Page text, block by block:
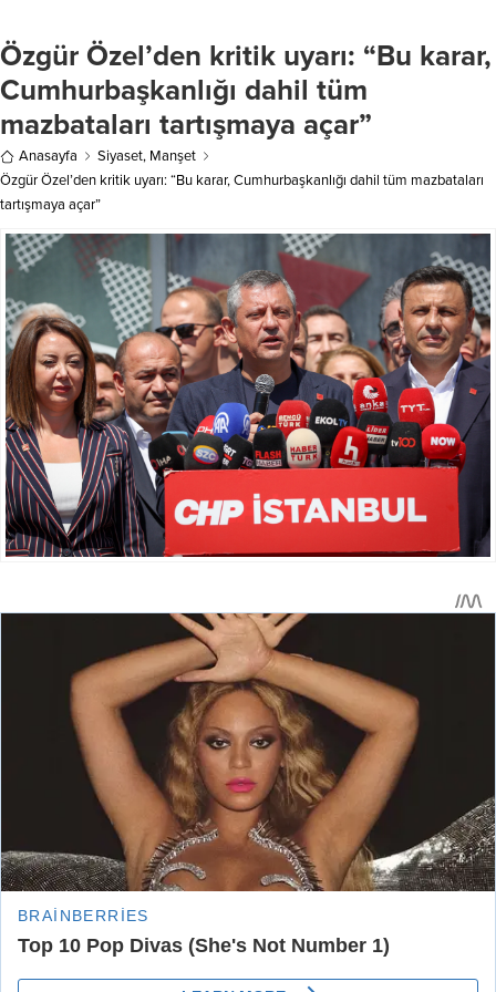
Fenerbahçe Futbol Kulübü’nün
arkasında “Recep Tayyip Erdoğan”
yazan 1 numaralı formasını takdim
etti. Ulusal Gündem sitesinden
daha fazla şey keşfedin...
postanızı yazın… Abone...
Özgür Özel’den kritik uyarı: “Bu karar,
Cumhurbaşkanlığı dahil tüm
mazbataları tartışmaya açar”
Anasayfa Siyaset, Manşet
Özgür Özel’den kritik uyarı: “Bu karar, Cumhurbaşkanlığı dahil tüm mazbataları
tartışmaya açar”